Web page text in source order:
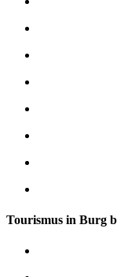
Tourismus in Burg